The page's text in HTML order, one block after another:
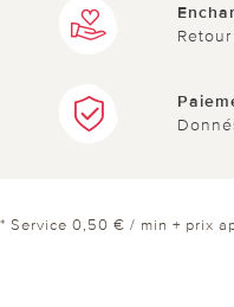
* Service 0,50 € / min + prix